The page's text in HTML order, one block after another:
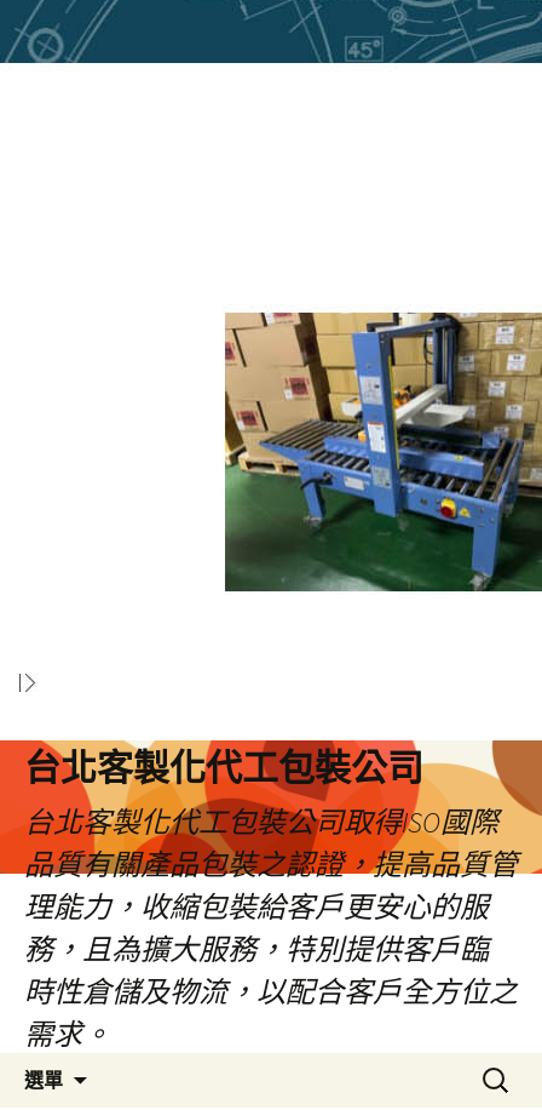
台北客製化代工包裝公司
台北客製化代工包裝公司取得ISO國際
品質有關產品包裝之認證，提高品質管
理能力，收縮包裝給客戶更安心的服
務，且為擴大服務，特別提供客戶臨
時性倉儲及物流，以配合客戶全方位之
需求。
選單
搜
尋